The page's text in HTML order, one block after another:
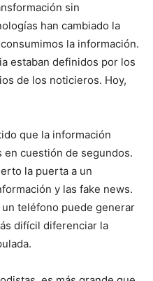
sin
han cambiado la
la información.
estaban definidos por los
de los noticieros. Hoy,
que la información
cuestión de segundos.
la puerta a un
y las fake news.
teléfono puede generar
difícil diferenciar la